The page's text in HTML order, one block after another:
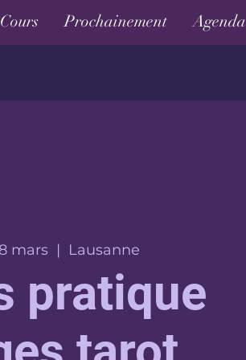
Cours Prochainement Agenda
mars
  |
Lausanne
pratique